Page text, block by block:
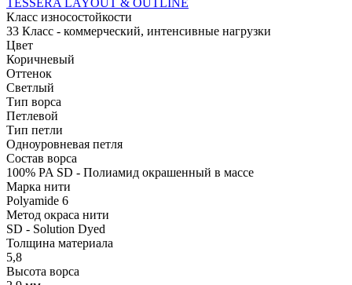
Класс износостойкости
33 Класс - коммерческий, интенсивные нагрузки
Цвет
Коричневый
Оттенок
Светлый
Тип ворса
Петлевой
Тип петли
Одноуровневая петля
Состав ворса
100% PA SD - Полиамид окрашенный в массе
Марка нити
Polyamide 6
Метод окраса нити
SD - Solution Dyed
Толщина материала
5,8
Высота ворса